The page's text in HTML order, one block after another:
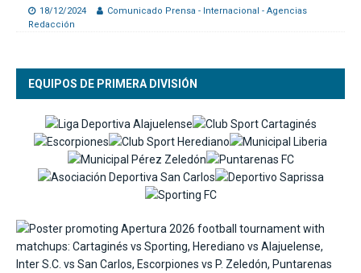
18/12/2024
Comunicado Prensa - Internacional - Agencias
Redacción
EQUIPOS DE PRIMERA DIVISIÓN